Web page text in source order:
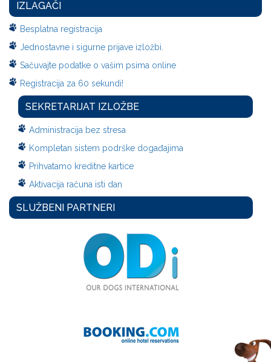
IZLAGAČI
Besplatna registracija
Jednostavne i sigurne prijave izložbi.
Sačuvajte podatke o vašim psima online
Registracija za 60 sekundi!
SEKRETARIJAT IZLOŽBE
Administracija bez stresa
Kompletan sistem podrške događajima
Prihvatamo kreditne kartice
Aktivacija računa isti dan
SLUŽBENI PARTNERI